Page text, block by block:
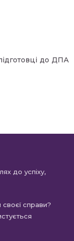
до ДПА
до успіху,
справи?